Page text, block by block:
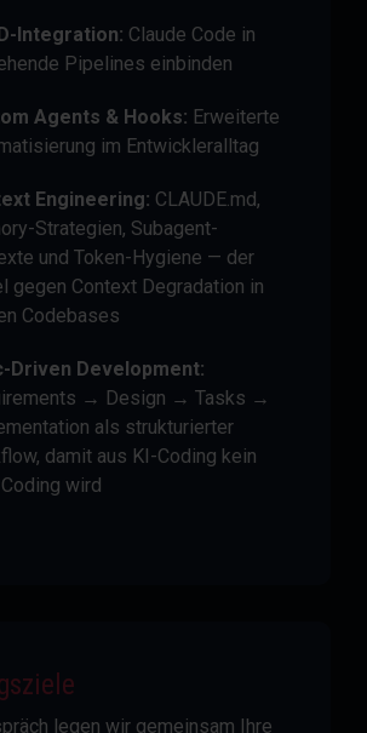
Integration: Claude Code in
Pipelines einbinden
Agents & Hooks: Erweiterte
im Entwickleralltag
Engineering: CLAUDE.md,
Strategien, Subagent-
und Token-Hygiene — der
gegen Context Degradation in
Codebases
Driven Development:
→ Design → Tasks →
als strukturierter
damit aus KI-Coding kein
wird
legen wir gemeinsam Ihre